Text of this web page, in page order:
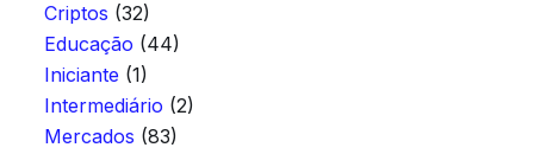
Criptos (32)
Educação (44)
Iniciante (1)
Intermediário (2)
Mercados (83)